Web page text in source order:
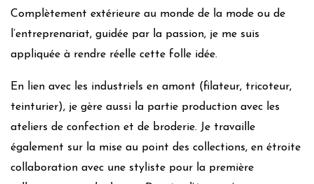
Complètement extérieure au monde de la mode ou de
l’entreprenariat, guidée par la passion, je me suis
appliquée à rendre réelle cette folle idée.
En lien avec les industriels en amont (filateur, tricoteur,
teinturier), je gère aussi la partie production avec les
ateliers de confection et de broderie. Je travaille
également sur la mise au point des collections, en étroite
collaboration avec une styliste pour la première